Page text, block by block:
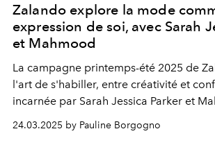
Zalando explore la mode
expression de soi, avec Sarah
et Mahmood
La campagne printemps-été 2025 de
l'art de s'habiller, entre créativité et
incarnée par Sarah Jessica Parker et
24.03.2025 by Pauline Borgogno